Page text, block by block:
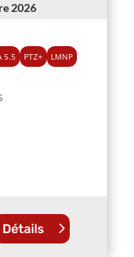
2026
5.5 PTZ+ LMNP
Détails